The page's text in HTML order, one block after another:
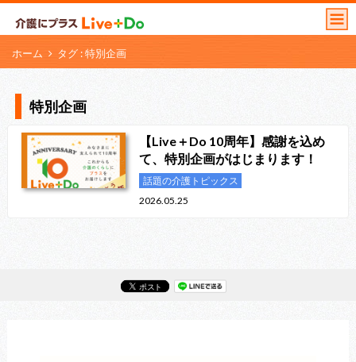
ホーム タグ : 特別企画
特別企画
【Live＋Do 10周年】感謝を込め
て、特別企画がはじまります！
話題の介護トピックス
2026.05.25